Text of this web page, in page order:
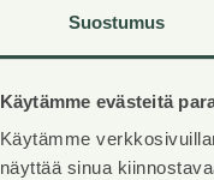
Suostumus
Käytämme evästeitä
Käytämme
näyttää sinua